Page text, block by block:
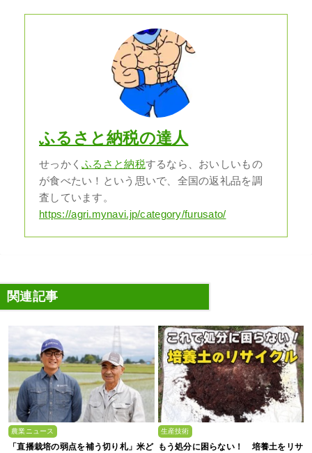
ふるさと納税の達人
せっかくふるさと納税するなら、おいしいもの
が食べたい！という思いで、全国の返礼品を調
査しています。
https://agri.mynavi.jp/category/furusato/
関連記事
農業ニュース
「直播栽培の弱点を補う切り札」米ど
生産技術
もう処分に困らない！ 培養土をリサ